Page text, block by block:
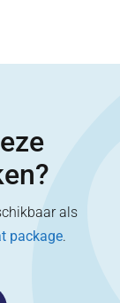
als
package.